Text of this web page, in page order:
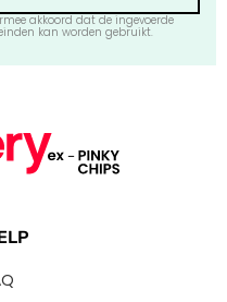
akkoord dat de ingevoerde
kan worden gebruikt.